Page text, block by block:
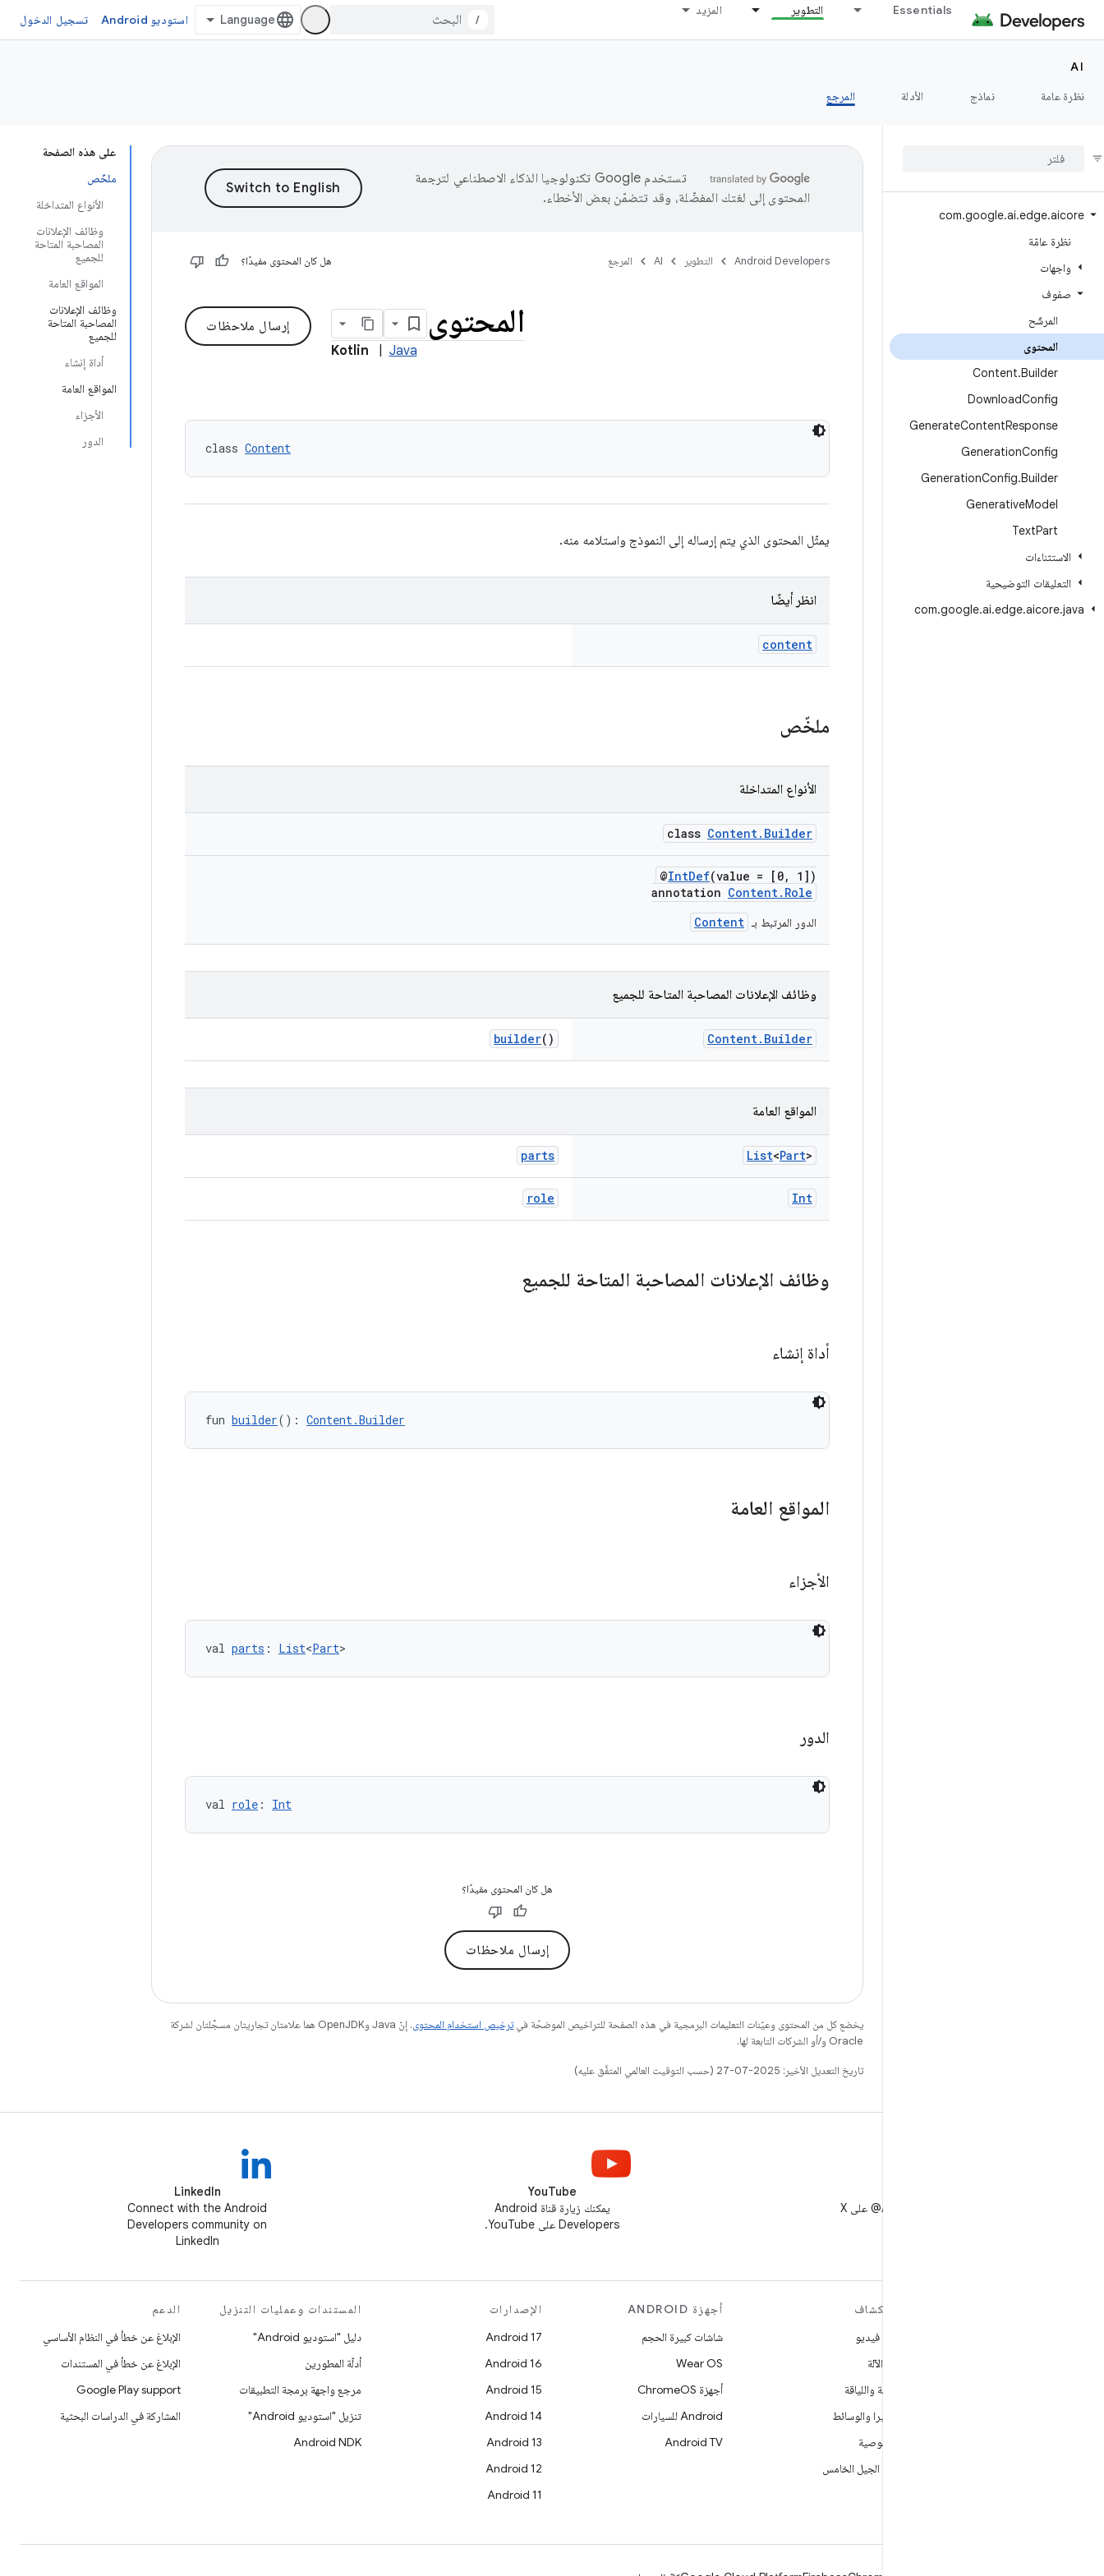
Essentials التطوير المزيد
/ استوديو Android تسجيل الدخول
AI
نظرة عامة
نماذج الأدلة المرجع
com.google.ai.edge.aicore
نظرة عامّة
واجهات
صفوف
المرشّح
المحتوى
Content.Builder
DownloadConfig
GenerateContentResponse
GenerationConfig
GenerationConfig.Builder
GenerativeModel
TextPart
الاستثناءات
التعليقات التوضيحية
com.google.ai.edge.aicore.java
على هذه الصفحة
ملخّص
الأنواع المتداخلة
وظائف الإعلانات
المصاحبة المتاحة
للجميع
المواقع العامة
وظائف الإعلانات
المصاحبة المتاحة
للجميع
أداة إنشاء
المواقع العامة
الأجزاء
الدور
تستخدم Google تكنولوجيا الذكاء الاصطناعي لترجمة
المحتوى إلى لغتك المفضّلة، وقد تتضمّن بعض الأخطاء.
Android Developers التطوير AI المرجع هل كان المحتوى مفيدًا؟
إرسال ملاحظات المحتوى
Kotlin Java
class Content
يمثّل المحتوى الذي يتم إرساله إلى النموذج واستلامه منه.
انظر أيضًا
content
ملخّص
الأنواع المتداخلة
class Content.Builder
@IntDef(value = [0, 1])
annotation Content.Role
الدور المرتبط بـ Content
وظائف الإعلانات المصاحبة المتاحة للجميع
Content. Builder
builder()
المواقع العامة
List<Part>
parts
Int
role
وظائف الإعلانات المصاحبة المتاحة للجميع
أداة إنشاء
fun builder(): Content.Builder
المواقع العامة
الأجزاء
val parts : List<Part>
الدور
val role : Int
هل كان المحتوى مفيدًا؟
إرسال ملاحظات
يخضع كل من المحتوى وعيّنات التعليمات البرمجية في هذه الصفحة للتراخيص الموضحّة فيترخيص استخدام المحتوى
. إنّ Java وOpenJDK هما علامتان تجاريتان مسجَّلتان لشركة
Oracle و/أو الشركات التابعة لها.
تاريخ التعديل الأخير: 2025-07-27 (حسب التوقيت العالمي المتفَّق عليه)
YouTube
يمكنك زيارة قناة Android
Developers على YouTube.
LinkedIn
Connect with the Android
Developers community on
LinkedIn
استكشاف
ألعاب فيديو
تعلُم الآلة
الصحة واللياقة
الكاميرا والوسائط
الخصوصية
شبكة الجيل الخامس
أجهزة ANDROID
شاشات كبيرة الحجم
Wear OS
أجهزة ChromeOS
Android للسيارات
Android TV
الإصدارات
Android 17
Android 16
Android 15
Android 14
Android 13
Android 12
Android 11
المستندات وعمليات التنزيل
دليل "استوديو Android"
أدلّة المطورين
مرجع واجهة برمجة التطبيقات
تنزيل "استوديو Android"
Android NDK
الدعم
الإبلاغ عن خطأ في النظام الأساسي
الإبلاغ عن خطأ في المستندات
Google Play support
المشاركة في الدراسات البحثية